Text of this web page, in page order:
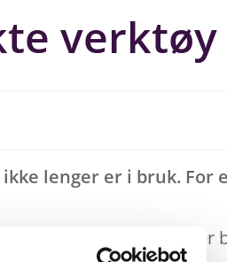
verktøy
lenger er i bruk. For
verktøy som ikke lenger